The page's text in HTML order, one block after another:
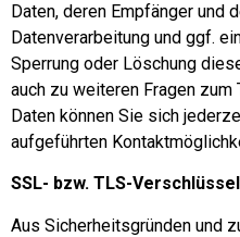
Daten, deren Empfänger und
Datenverarbeitung und ggf.
Sperrung oder Löschung
auch zu weiteren Fragen
Daten können Sie sich
aufgeführten
SSL- bzw. TLS-
Aus Sicherheitsgründen und